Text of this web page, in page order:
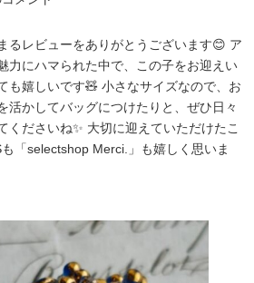
るレビューをありがとうございます😊 ア
力にハマられた中で、この子をお迎えい
も嬉しいです🧸 小さなサイズなので、お
活かしてバッグにつけたりと、ぜひ日々
くださいね✨ 大切に迎えていただけたこ
「selectshop Merci.」も嬉しく思いま